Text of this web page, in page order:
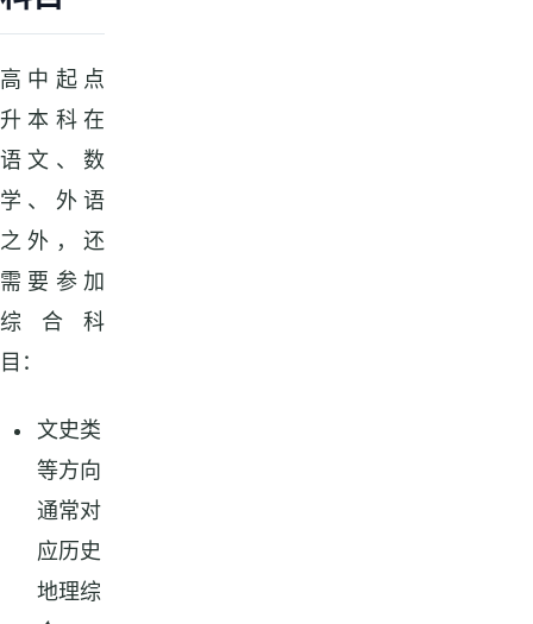
高中起点
升本科在
语文、数
学、外语
之外，还
需要参加
综合科
目：
文史类
等方向
通常对
应历史
地理综